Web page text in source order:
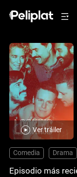
Ver tráiler
Comedia Drama
Episodio más